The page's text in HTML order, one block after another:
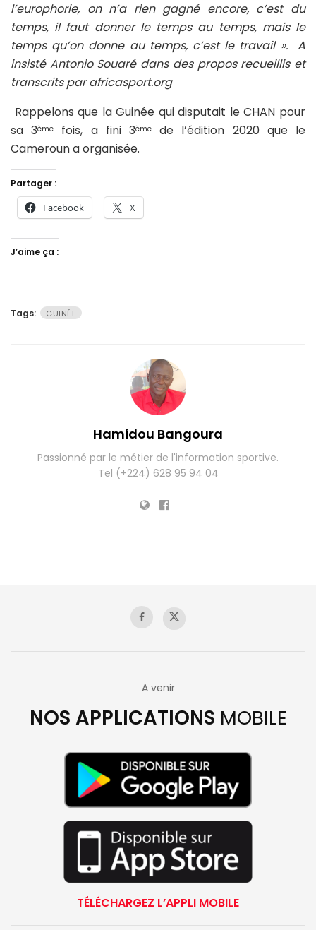
l’europhorie, on n’a rien gagné encore, c’est du
temps, il faut donner le temps au temps, mais le
temps qu’on donne au temps, c’est le travail ». A
insisté Antonio Souaré dans des propos recueillis et
transcrits par africasport.org
Rappelons que la Guinée qui disputait le CHAN pour
sa 3ème fois, a fini 3ème
de l’édition 2020 que le
Cameroun a organisée.
Partager :
Facebook X
J’aime ça :
Tags: GUINÉE
Hamidou Bangoura
Passionné par le métier de l'information sportive.
Tel (+224) 628 95 94 04
A venir
NOS APPLICATIONS MOBILE
TÉLÉCHARGEZ L’APPLI MOBILE